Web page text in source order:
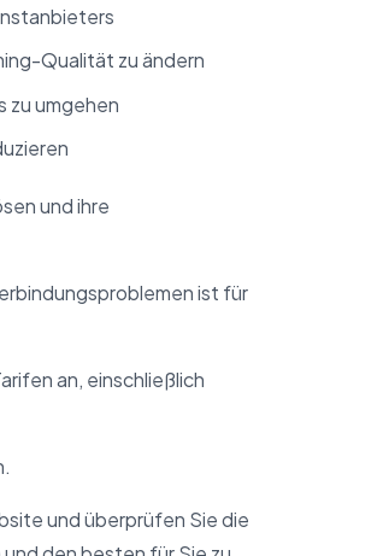
Qualität zu ändern
zu umgehen
und ihre
ist für
an, einschließlich
und überprüfen Sie die